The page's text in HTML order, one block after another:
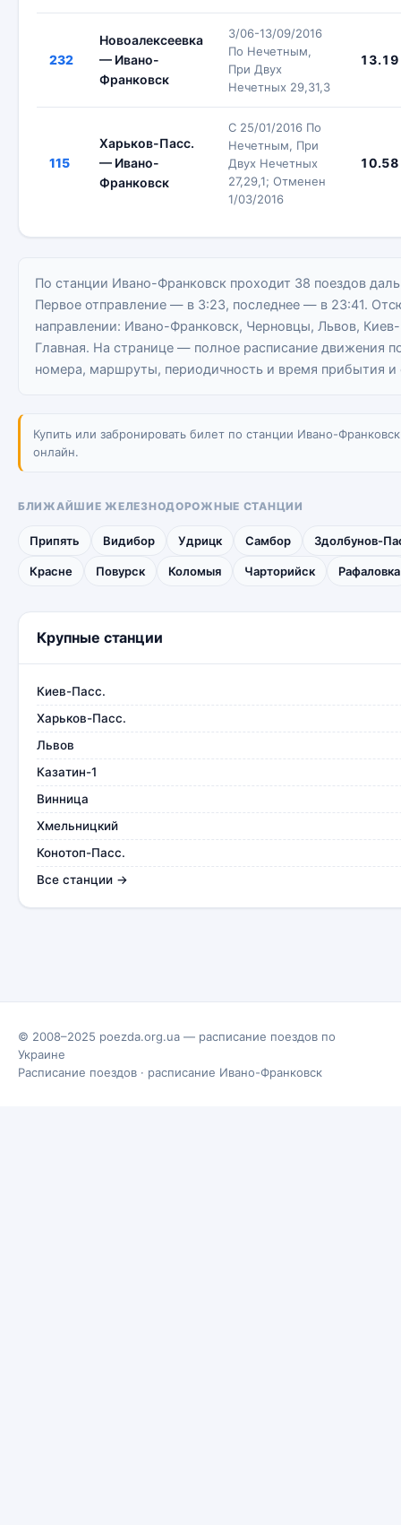
232
Новоалексеевка
— Ивано-
Франковск
3/06-13/09/2016
По Нечетным,
При Двух
Нечетных 29,31,3
13.19
115
Харьков-Пасс.
— Ивано-
Франковск
С 25/01/2016 По
Нечетным, При
Двух Нечетных
27,29,1; Отменен
1/03/2016
10.58
По станции Ивано-Франковск проходит 38 поездов
Первое отправление — в 3:23, последнее — в 23:41.
направлении: Ивано-Франковск, Черновцы, Львов,
Главная. На странице — полное расписание движения
номера, маршруты, периодичность и время прибытия и
Купить или забронировать билет по станции Ивано-
онлайн.
БЛИЖАЙШИЕ ЖЕЛЕЗНОДОРОЖНЫЕ СТАНЦИИ
Припять Видибор Удрицк Самбор Здолбунов-
Красне Повурск Коломыя Чарторийск Рафаловка
Крупные станции
Киев-Пасс.
Харьков-Пасс.
Львов
Казатин-1
Винница
Хмельницкий
Конотоп-Пасс.
Все станции →
© 2008–2025 poezda.org.ua — расписание поездов по
Украине
Расписание поездов · расписание Ивано-Франковск